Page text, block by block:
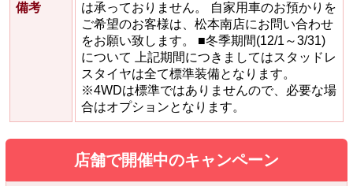
備考
は承っておりません。 自家用車のお預かりを
ご希望のお客様は、松本南店にお問い合わせ
をお願い致します。 ■冬季期間(12/1～3/31)
について 上記期間につきましてはスタッドレ
スタイヤは全て標準装備となります。
※4WDは標準ではありませんので、必要な場
合はオプションとなります。
店舗で開催中のキャンペーン